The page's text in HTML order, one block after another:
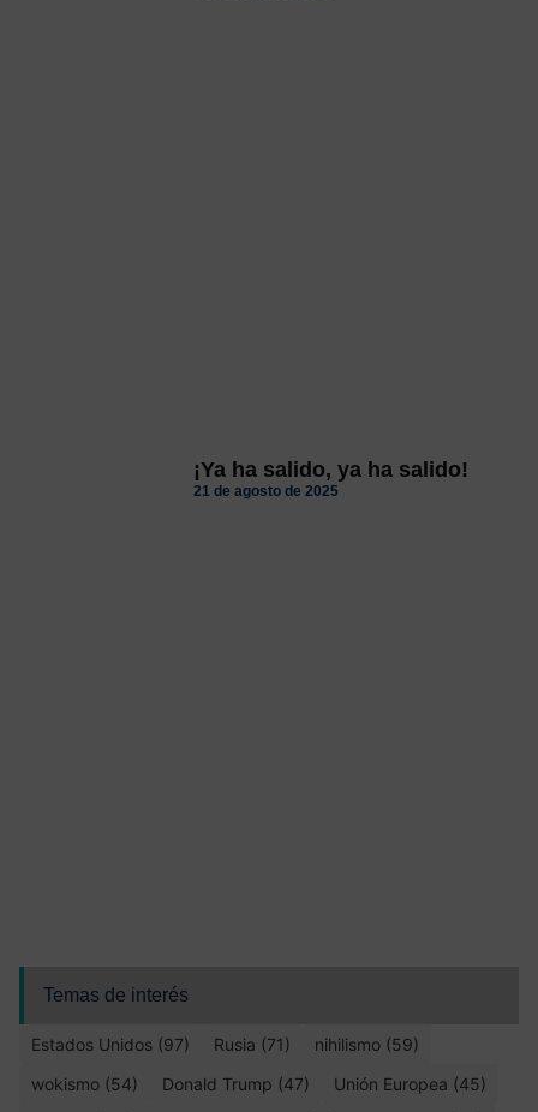
¡Ya ha salido, ya ha salido!
21 de agosto de 2025
Temas de interés
Estados Unidos (97) Rusia (71)
nihilismo (59)
wokismo (54)
Donald Trump (47)
Unión Europea (45)